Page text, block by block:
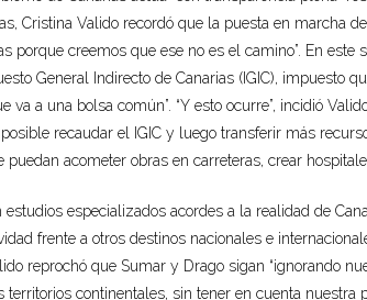
Cristina Valido recordó que la puesta en marcha
porque creemos que ese no es el camino”. En
General Indirecto de Canarias (IGIC), impuesto
va a una bolsa común”. “Y esto ocurre”, incidió
recaudar el IGIC y luego transferir más
acometer obras en carreteras, crear
estudios especializados acordes a la realidad de
frente a otros destinos nacionales e
reprochó que Sumar y Drago sigan “ignorando
territorios continentales, sin tener en cuenta nuestra